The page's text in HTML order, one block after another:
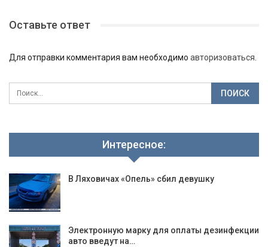
Оставьте ответ
Для отправки комментария вам необходимо авторизоваться.
Интересное:
В Ляховичах «Опель» сбил девушку
Электронную марку для оплаты дезинфекции
авто введут на…